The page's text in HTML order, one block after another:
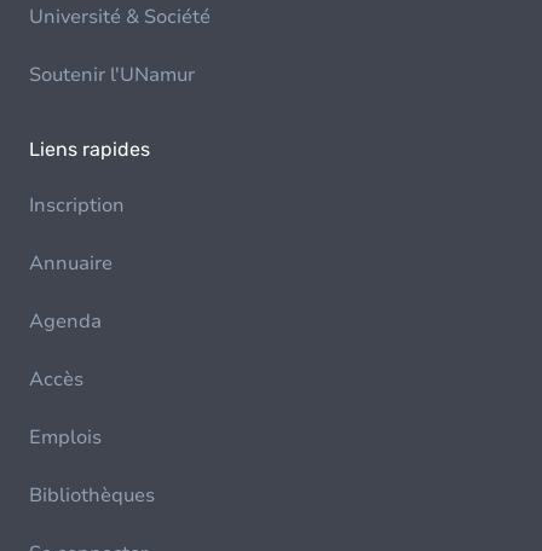
Université & Société
Soutenir l'UNamur
Liens rapides
Inscription
Annuaire
Agenda
Accès
Emplois
Bibliothèques